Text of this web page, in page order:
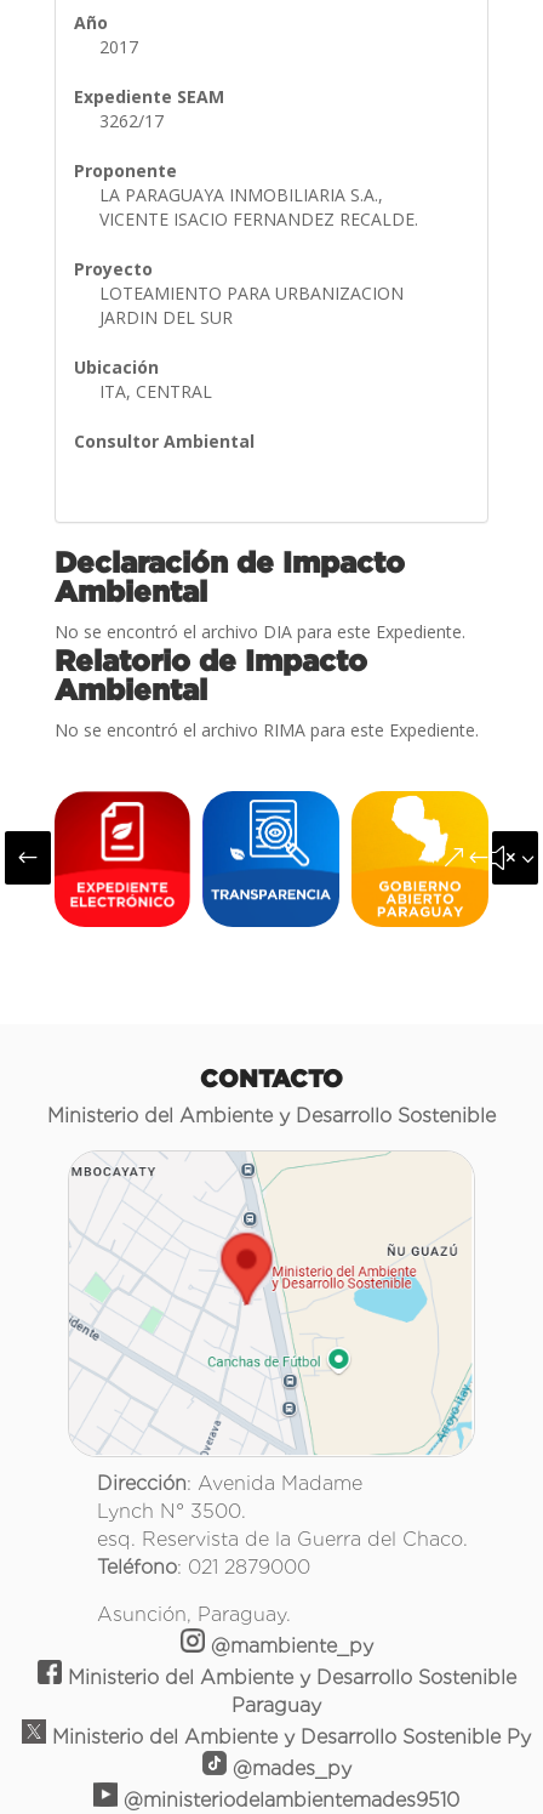
Año
2017
Expediente SEAM
3262/17
Proponente
LA PARAGUAYA INMOBILIARIA S.A.,
VICENTE ISACIO FERNANDEZ RECALDE.
Proyecto
LOTEAMIENTO PARA URBANIZACION
JARDIN DEL SUR
Ubicación
ITA, CENTRAL
Consultor Ambiental
Declaración de Impacto
Ambiental
No se encontró el archivo DIA para este Expediente.
Relatorio de Impacto
Ambiental
No se encontró el archivo RIMA para este Expediente.
#
CONTACTO
Ministerio del Ambiente y Desarrollo Sostenible
Dirección: Avenida Madame
Lynch N° 3500.
esq. Reservista de la Guerra del Chaco.
Teléfono: 021 2879000
Asunción, Paraguay.
@mambiente_py
Ministerio del Ambiente y Desarrollo Sostenible
Paraguay
Ministerio del Ambiente y Desarrollo Sostenible Py
@mades_py
@ministeriodelambientemades9510